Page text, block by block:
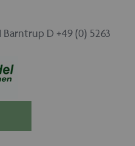
D +49 (0) 5263